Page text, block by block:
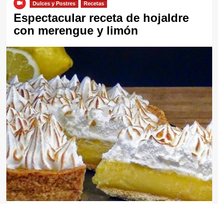
Dulces y Postres Recetas
Espectacular receta de hojaldre
con merengue y limón